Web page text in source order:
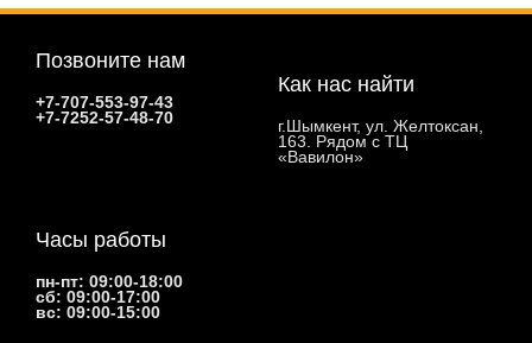
Позвоните нам
+7-707-553-97-43
+7-7252-57-48-70
Как нас найти
г.Шымкент, ул. Желтоксан,
163. Рядом с ТЦ
«Вавилон»
Часы работы
пн-пт: 09:00-18:00
сб: 09:00-17:00
вс: 09:00-15:00